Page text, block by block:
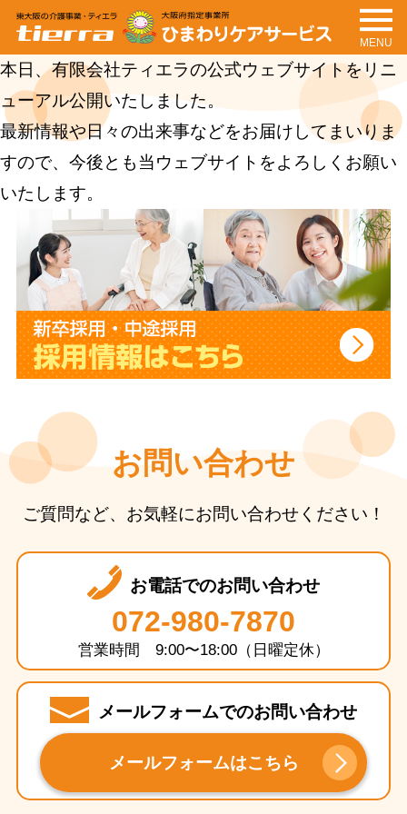
tierra
ひまわりケアサービ
MENU
本日、有限会社ティエラの公式ウェブサイトをリニ
ューアル公開いたしました。
最新情報や日々の出来事などをお届けしてまいりま
すので、今後とも当ウェブサイトをよろしくお願い
いたします。
お問い合わせ
ご質問など、お気軽にお問い合わせください！
お電話でのお問い合わせ
072-980-7870
営業時間 9:00〜18:00（日曜定休）
メールフォームでのお問い合わせ
メールフォームはこちら